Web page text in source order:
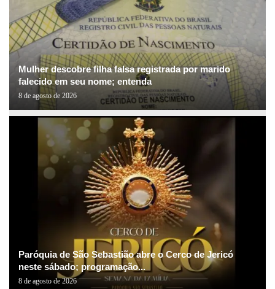
Mulher descobre filha falsa registrada por marido
falecido em seu nome; entenda
8 de agosto de 2026
Paróquia de São Sebastião abre o Cerco de Jericó
neste sábado; programação...
8 de agosto de 2026